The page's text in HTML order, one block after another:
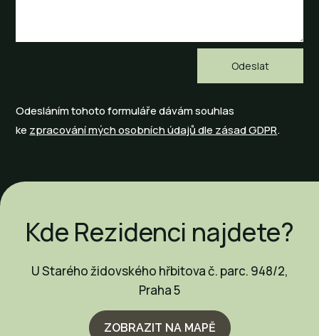
Odesláním tohoto formuláře dávám souhlas
ke zpracování mých osobních údajů dle zásad GDPR.
Kde Rezidenci najdete?
U Starého židovského hřbitova č. parc. 948/2,
Praha 5
ZOBRAZIT NA MAPĚ